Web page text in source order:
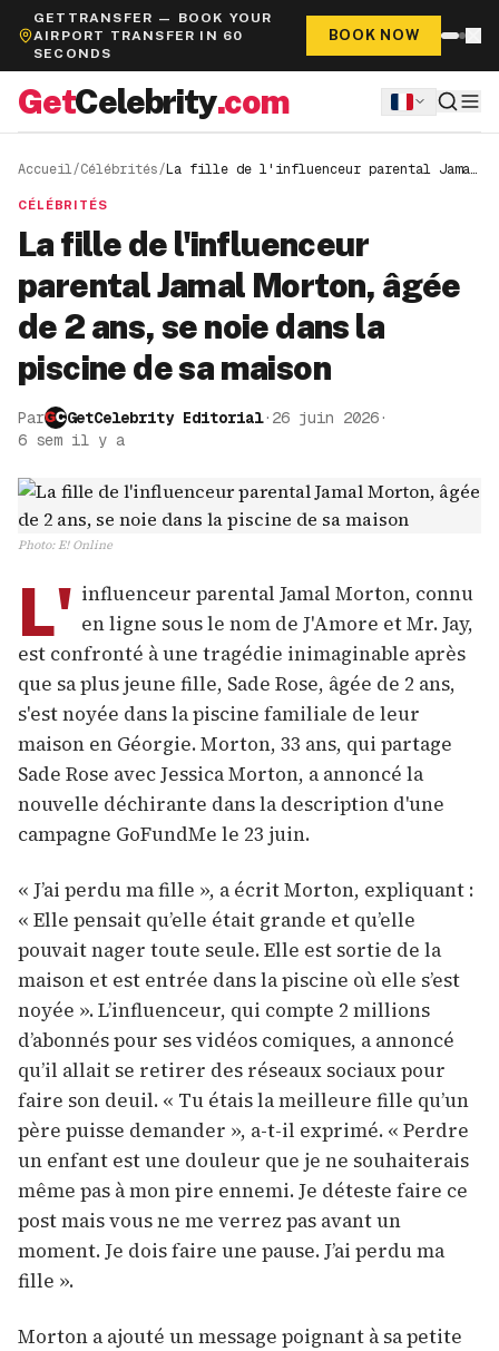
GETTRANSFER — BOOK YOUR
AIRPORT TRANSFER IN 60
SECONDS
BOOK NOW
GetCelebrity.com
Accueil/Célébrités/La fille de l'influenceur parental Jamal
CÉLÉBRITÉS
La fille de l'influenceur
parental Jamal Morton, âgée
de 2 ans, se noie dans la
piscine de sa maison
Par GetCelebrity Editorial· 26 juin 2026·
6 sem il y a
Photo:E! Online
L' influenceur parental Jamal Morton, connu
en ligne sous le nom de J'Amore et Mr. Jay,
est confronté à une tragédie inimaginable après
que sa plus jeune fille, Sade Rose, âgée de 2 ans,
s'est noyée dans la piscine familiale de leur
maison en Géorgie. Morton, 33 ans, qui partage
Sade Rose avec Jessica Morton, a annoncé la
nouvelle déchirante dans la description d'une
campagne GoFundMe le 23 juin.
« J’ai perdu ma fille », a écrit Morton, expliquant :
« Elle pensait qu’elle était grande et qu’elle
pouvait nager toute seule. Elle est sortie de la
maison et est entrée dans la piscine où elle s’est
noyée ». L’influenceur, qui compte 2 millions
d’abonnés pour ses vidéos comiques, a annoncé
qu’il allait se retirer des réseaux sociaux pour
faire son deuil. « Tu étais la meilleure fille qu’un
père puisse demander », a-t-il exprimé. « Perdre
un enfant est une douleur que je ne souhaiterais
même pas à mon pire ennemi. Je déteste faire ce
post mais vous ne me verrez pas avant un
moment. Je dois faire une pause. J’ai perdu ma
fille ».
Morton a ajouté un message poignant à sa petite